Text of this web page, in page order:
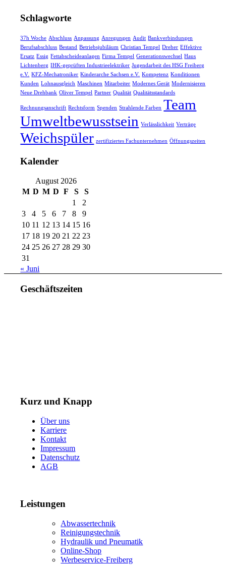
Schlagworte
37h Woche Abschluss Anpassung Anregungen Audit Bankverbindungen
Berufsabschluss Bestand Betriebsjubiläum Christian Tempel Dreher Effektive
Ersatz Essig Fettabscheideanlagen Firma Tempel Generationswechsel Haus
Lichtenberg IHK-geprüften Industrieelektriker Jugendarbeit des HSG Freiberg
e.V. KFZ-Mechatroniker Kinderarche Sachsen e.V. Kompetenz Konditionen
Kunden Lohnausgleich Maschinen Mitarbeiter Modernes Gerät Modernisieren
Neue Drehbank Oliver Tempel Partner Qualität Qualitätsstandards
Rechnungsanschrift Rechtsform Spenden Strahlende Farben Team
Umweltbewusstsein Verlässlichkeit Verträge
Weichspüler zertifiziertes Fachunternehmen Öffnungszeiten
Kalender
August 2026
M D M D F S
S
1
2
3
4 5 6 7 8
9
10 11 12 13 14 15 16
17 18 19 20 21 22 23
24 25 26 27 28 29 30
31
« Juni
Geschäftszeiten
Kurz und Knapp
Über uns
Karriere
Kontakt
Impressum
Datenschutz
AGB
Leistungen
Abwassertechnik
Reinigungstechnik
Hydraulik und Pneumatik
Online-Shop
Werbeservice-Freiberg